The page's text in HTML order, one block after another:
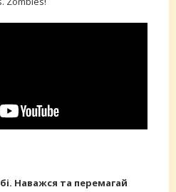
Наважся та перемагай